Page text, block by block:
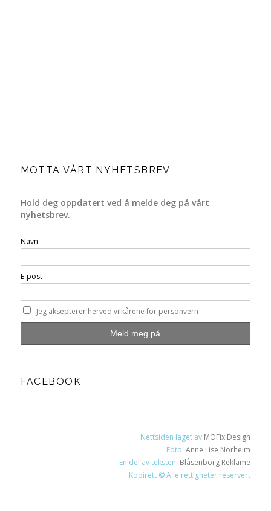
MOTTA VÅRT NYHETSBREV
Hold deg oppdatert ved å melde deg på vårt
nyhetsbrev.
Navn
E-post
Jeg aksepterer herved vilkårene for personvern
FACEBOOK
Nettsiden laget av MOFix Design
Foto:Anne Lise Norheim
En del av teksten: Blåsenborg Reklame
Kopirett © Alle rettigheter reservert